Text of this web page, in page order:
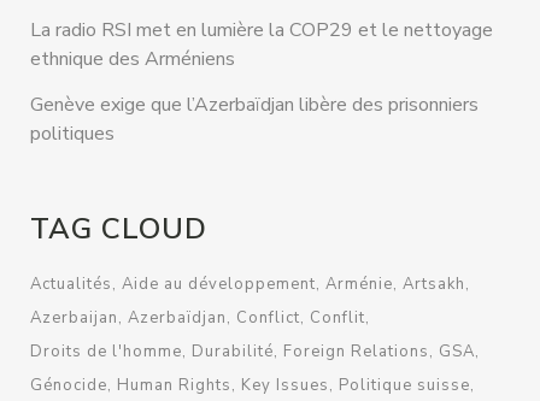
La radio RSI met en lumière la COP29 et le nettoyage
ethnique des Arméniens
Genève exige que l’Azerbaïdjan libère des prisonniers
politiques
TAG CLOUD
Actualités Aide au développement Arménie Artsakh
Azerbaijan Azerbaïdjan Conflict Conflit
Droits de l'homme Durabilité Foreign Relations
GSA
Génocide Human Rights Key Issues
Politique suisse